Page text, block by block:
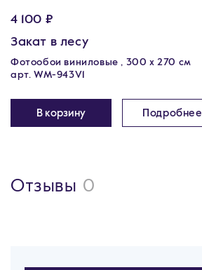
4 100 ₽
Закат в лесу
Фотообои виниловые , 300 х 270 см
арт. WM-943V1
В корзину Подробнее
Отзывы 0